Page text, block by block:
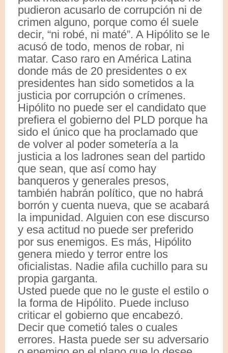
pudieron acusarlo de corrupción ni de
crimen alguno, porque como él suele
decir, “ni robé, ni maté”. A Hipólito se le
acusó de todo, menos de robar, ni
matar. Caso raro en América Latina
donde más de 20 presidentes o ex
presidentes han sido sometidos a la
justicia por corrupción o crímenes.
Hipólito no puede ser el candidato que
prefiera el gobierno del PLD porque ha
sido el único que ha proclamado que
de volver al poder sometería a la
justicia a los ladrones sean del partido
que sean, que así como hay
banqueros y generales presos,
también habrán político, que no habrá
borrón y cuenta nueva, que se acabará
la impunidad. Alguien con ese discurso
y esa actitud no puede ser preferido
por sus enemigos. Es más, Hipólito
genera miedo y terror entre los
oficialistas. Nadie afila cuchillo para su
propia garganta.
Usted puede que no le guste el estilo o
la forma de Hipólito. Puede incluso
criticar el gobierno que encabezó.
Decir que cometió tales o cuales
errores. Hasta puede ser su adversario